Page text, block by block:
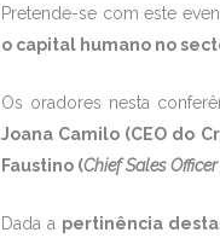
Pretende-se com este
o capital humano no
Os oradores nesta
Joana Camilo (CEO do
Faustino (Chief Sales Officer
Dada a pertinência